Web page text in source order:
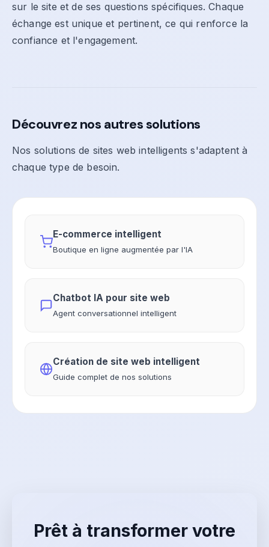
sur le site et de ses questions spécifiques. Chaque
échange est unique et pertinent, ce qui renforce la
confiance et l'engagement.
Découvrez nos autres solutions
Nos solutions de sites web intelligents s'adaptent à
chaque type de besoin.
E-commerce intelligent
Boutique en ligne augmentée par l'IA
Chatbot IA pour site web
Agent conversationnel intelligent
Création de site web intelligent
Guide complet de nos solutions
Prêt à transformer votre